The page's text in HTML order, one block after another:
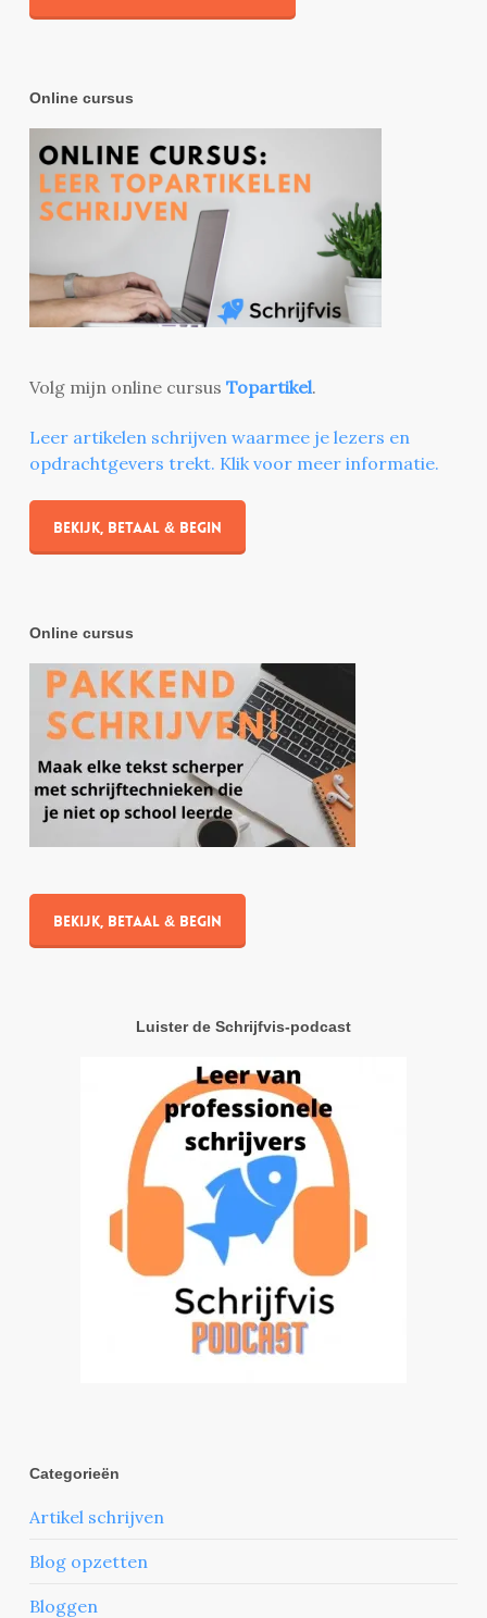
Online cursus
Volg mijn online cursus Topartikel.
Leer artikelen schrijven waarmee je lezers en
opdrachtgevers trekt. Klik voor meer informatie.
Bekijk, betaal & begin
Online cursus
Bekijk, betaal & begin
Luister de Schrijfvis-podcast
Categorieën
Artikel schrijven
Blog opzetten
Bloggen